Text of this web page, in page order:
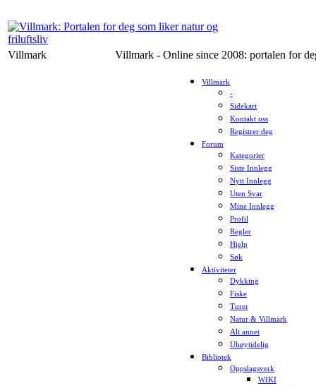
Villmark Villmark - Online since 2008: portalen for
Villmark
-
Sidekart
Kontakt oss
Registrer deg
Forum
Kategorier
Siste Innlegg
Nytt Innlegg
Uten Svar
Mine Innlegg
Profil
Regler
Hjelp
Søk
Aktiviteter
Dykking
Fiske
Turer
Natur & Villmark
Alt annet
Uhøytidelig
Bibliotek
Oppslagsverk
WIKI